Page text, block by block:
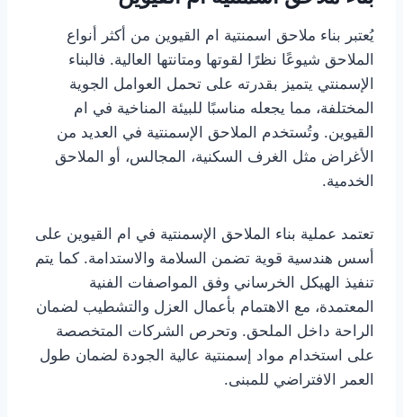
يُعتبر بناء ملاحق اسمنتية ام القيوين من أكثر أنواع
الملاحق شيوعًا نظرًا لقوتها ومتانتها العالية. فالبناء
الإسمنتي يتميز بقدرته على تحمل العوامل الجوية
المختلفة، مما يجعله مناسبًا للبيئة المناخية في ام
القيوين. وتُستخدم الملاحق الإسمنتية في العديد من
الأغراض مثل الغرف السكنية، المجالس، أو الملاحق
الخدمية.
تعتمد عملية بناء الملاحق الإسمنتية في ام القيوين على
أسس هندسية قوية تضمن السلامة والاستدامة. كما يتم
تنفيذ الهيكل الخرساني وفق المواصفات الفنية
المعتمدة، مع الاهتمام بأعمال العزل والتشطيب لضمان
الراحة داخل الملحق. وتحرص الشركات المتخصصة
على استخدام مواد إسمنتية عالية الجودة لضمان طول
العمر الافتراضي للمبنى.